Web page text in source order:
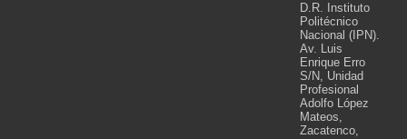
D.R. Instituto
Politécnico
Nacional (IPN).
Av. Luis
Enrique Erro
S/N, Unidad
Profesional
Adolfo López
Mateos,
Zacatenco,